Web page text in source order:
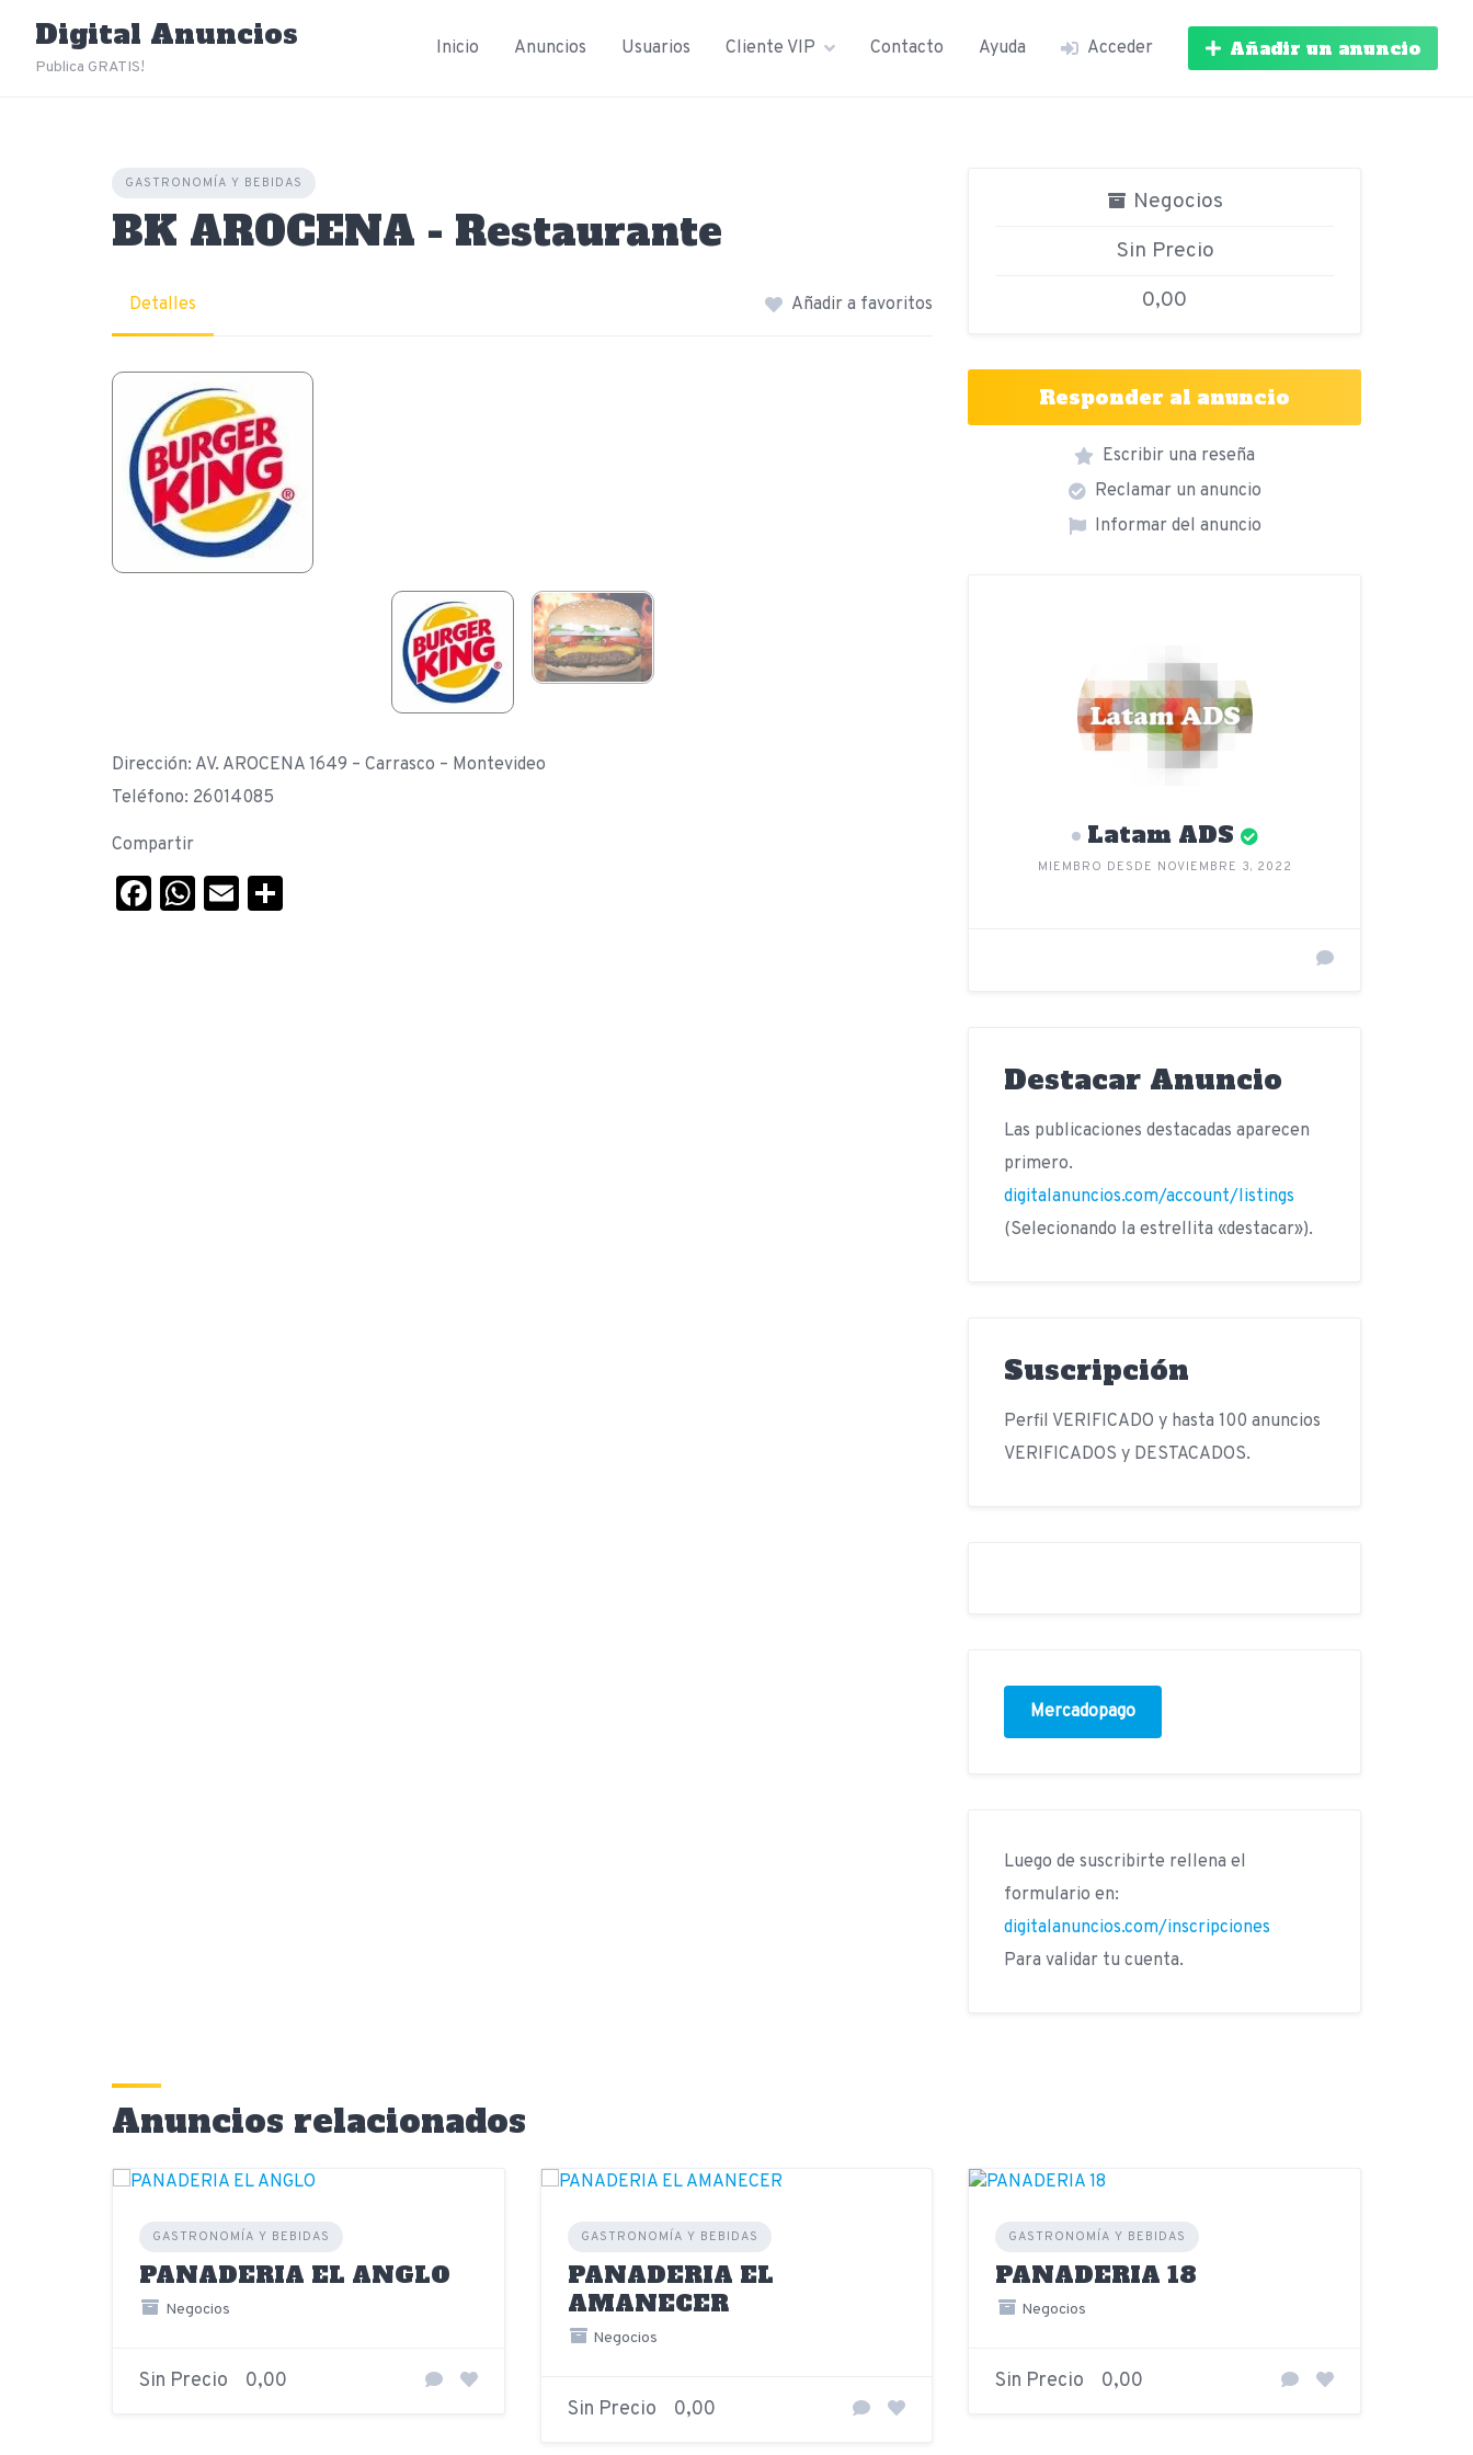
content
Digital Anuncios
Publica GRATIS!
Inicio Anuncios Usuarios Cliente VIP Contacto Ayuda Acceder Añadir un anuncio
GASTRONOMÍA Y BEBIDAS
BK AROCENA - Restaurante
Detalles Añadir a favoritos
Dirección: AV. AROCENA 1649 – Carrasco – Montevideo
Teléfono: 26014085
Compartir
Facebook
WhatsApp
Email
Negocios
Sin Precio
0,00
Responder al anuncio
Escribir una reseña
Reclamar un anuncio
Informar del anuncio
Latam ADS
MIEMBRO DESDE NOVIEMBRE 3, 2022
Destacar Anuncio
Las publicaciones destacadas aparecen
primero.
digitalanuncios.com/account/listings
(Selecionando la estrellita «destacar»).
Suscripción
Perfil VERIFICADO y hasta 100 anuncios
VERIFICADOS y DESTACADOS.
Mercadopago
Luego de suscribirte rellena el
formulario en:
digitalanuncios.com/inscripciones
Para validar tu cuenta.
Anuncios relacionados
GASTRONOMÍA Y BEBIDAS
PANADERIA EL ANGLO
Negocios
Sin Precio 0,00
GASTRONOMÍA Y BEBIDAS
PANADERIA EL
AMANECER
Negocios
Sin Precio 0,00
GASTRONOMÍA Y BEBIDAS
PANADERIA 18
Negocios
Sin Precio 0,00